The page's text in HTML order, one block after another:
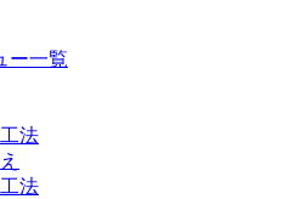
ー一覧
法
法